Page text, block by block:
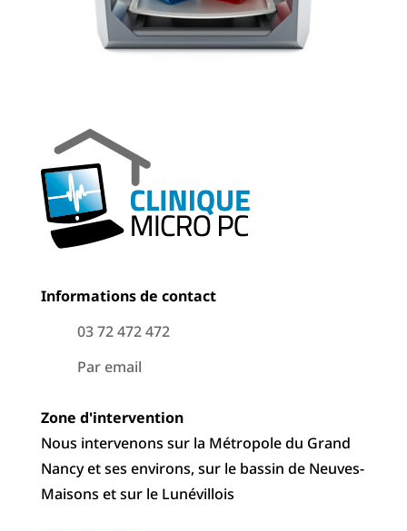
Informations de contact
03 72 472 472
Par email
Zone d'intervention
Nous intervenons sur la Métropole du Grand
Nancy et ses environs, sur le bassin de Neuves-
Maisons et sur le Lunévillois